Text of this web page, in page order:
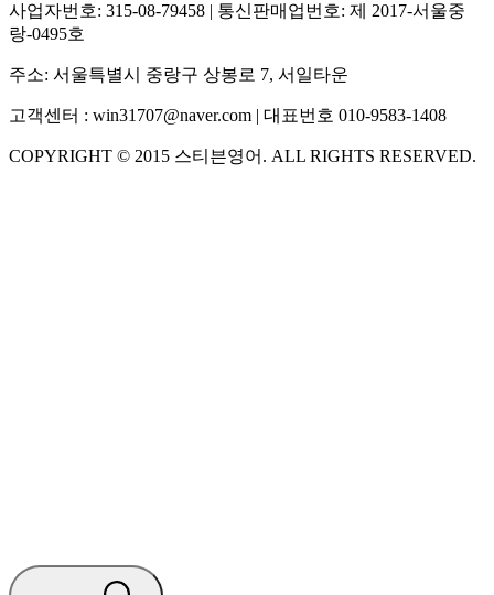
사업자번호: 315-08-79458 | 통신판매업번호: 제 2017-서울중
랑-0495호
주소: 서울특별시 중랑구 상봉로 7, 서일타운
고객센터 : win31707@naver.com | 대표번호 010-9583-1408
COPYRIGHT © 2015 스티븐영어 . ALL RIGHTS RESERVED.